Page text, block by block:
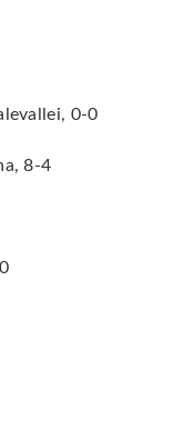
0-0
8-4